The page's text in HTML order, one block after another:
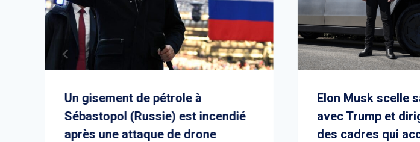
Un gisement de pétrole à
Sébastopol (Russie) est incendié
après une attaque de drone
Elon Musk scelle
avec Trump et
des cadres qui